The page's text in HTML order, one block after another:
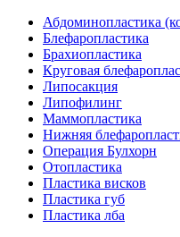
Абдоминопластика
Блефаропластика
Брахиопластика
Круговая
Липосакция
Липофилинг
Маммопластика
Нижняя
Операция Булхорн
Отопластика
Пластика висков
Пластика губ
Пластика лба